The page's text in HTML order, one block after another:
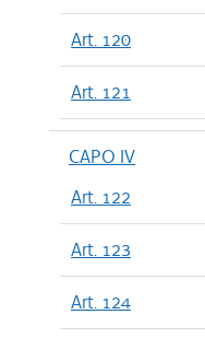
Art. 120
Art. 121
CAPO IV
Art. 122
Art. 123
Art. 124